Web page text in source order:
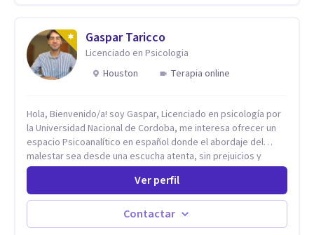
Adolescentes y AdultosGaspar Taricco
Licenciado en Psicologia
Houston
Terapia online
Hola, Bienvenido/a! soy Gaspar, Licenciado en psicología por
la Universidad Nacional de Cordoba, me interesa ofrecer un
espacio Psicoanalítico en español donde el abordaje del
malestar sea desde una escucha atenta, sin prejuicios y
rescatando lo singular de cada caso, sin caer en etiquetas.
Considero que todas las personas en algún momento pueden
sufrir y cada una por cuestiones particulares, es en mi
espacio donde se le dará un lugar a esas cuestiones
singulares de cada uno, para luego generar cambios. Soy una
Ver perfil
Contactar